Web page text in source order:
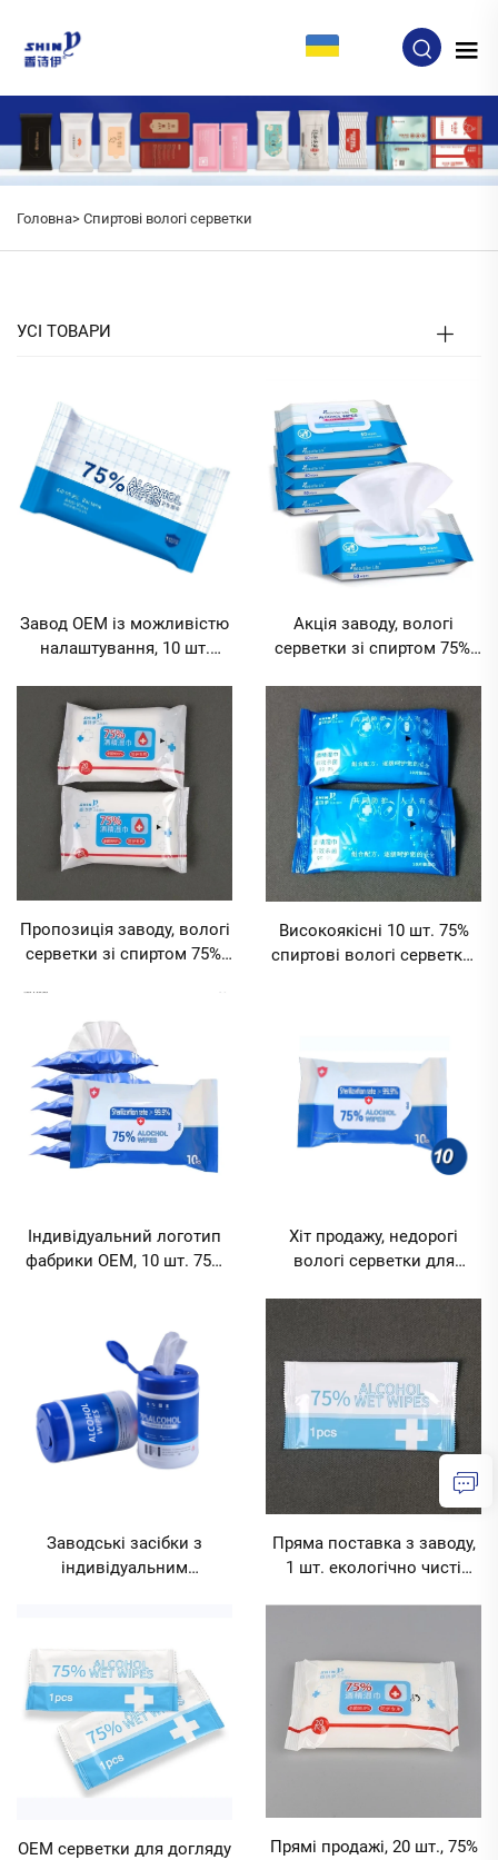
Головна> Спиртові вологі серветки
УСІ ТОВАРИ
Завод OEM із можливістю
налаштування, 10 шт.
переносні вологі серветки
з 75% вмістом спирту,
ступінь стерилізації 99,9%,
для повсякденного
очищення, мінімальний
обсяг замовлення 10000
пакетів
Акція заводу, вологі
серветки зі спиртом 75%,
логотипу, 50 шт.,
екологічно чисті,
багатофункціональні, для
дезінфекції та стерилізації
в офісі, дома, в автомобілі,
мінімальний обсяг
замовлення 10000 пакетів
Пропозиція заводу, вологі
серветки зі спиртом 75%,
прибирання в побуті,
ступінь стерилізації 99,9%,
мінімальний обсяг
замовлення 10000 пакетів
Високоякісні 10 шт. 75%
спиртові вологі серветки,
рівнем стерилізації 99,9%,
екологічно чисті, MOQ
10000 пакетів
Індивідуальний логотип
фабрики OEM, 10 шт. 75%
екологічно чисті, для
прибирання автомобілів,
готелів, ресторанів, MOQ
10000 пакетів
Хіт продажу, недорогі
вологі серветки для
за пацієнтами MOQ 10000
Заводські засібки з
індивідуальним
прибирання в автомобілі,
готелі,
багатофункціональні
стерилізаційні серветки
MOQ 10000 відер
Пряма поставка з заводу,
1 шт. екологічно чисті
стерилізації 99,9%, MOQ
10000 пакетів
OEM серветки для догляду
Прямі продажі, 20 шт., 75%